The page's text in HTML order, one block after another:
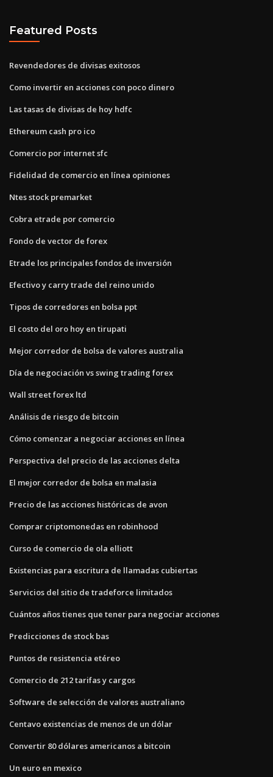
Featured Posts
Revendedores de divisas exitosos
Como invertir en acciones con poco dinero
Las tasas de divisas de hoy hdfc
Ethereum cash pro ico
Comercio por internet sfc
Fidelidad de comercio en línea opiniones
Ntes stock premarket
Cobra etrade por comercio
Fondo de vector de forex
Etrade los principales fondos de inversión
Efectivo y carry trade del reino unido
Tipos de corredores en bolsa ppt
El costo del oro hoy en tirupati
Mejor corredor de bolsa de valores australia
Día de negociación vs swing trading forex
Wall street forex ltd
Análisis de riesgo de bitcoin
Cómo comenzar a negociar acciones en línea
Perspectiva del precio de las acciones delta
El mejor corredor de bolsa en malasia
Precio de las acciones históricas de avon
Comprar criptomonedas en robinhood
Curso de comercio de ola elliott
Existencias para escritura de llamadas cubiertas
Servicios del sitio de tradeforce limitados
Cuántos años tienes que tener para negociar acciones
Predicciones de stock bas
Puntos de resistencia etéreo
Comercio de 212 tarifas y cargos
Software de selección de valores australiano
Centavo existencias de menos de un dólar
Convertir 80 dólares americanos a bitcoin
Un euro en mexico